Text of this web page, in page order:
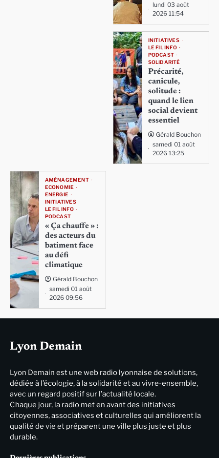
lundi 03 août
2026 11:54
INITIATIVES
LE FIL INFO
PODCAST
SOLIDARITÉ
Précarité,
canicule,
solitude :
quand le lien
social devient
essentiel
Gérald Bouchon
samedi 01 août
2026 13:25
AMÉNAGEMENT
ECONOMIE
ENERGIE
INITIATIVES
LE FIL INFO
PODCAST
« Ça chauffe » :
des acteurs du
batiment face
au défi
climatique
Gérald Bouchon
samedi 01 août
2026 09:56
Lyon Demain
Lyon Demain est une web radio lyonnaise de solutions,
dédiée à l’écologie, à la solidarité et au vivre-ensemble,
avec un regard positif sur l’actualité locale.
Chaque jour, la radio met en avant des initiatives
citoyennes, associatives et culturelles qui améliorent la
qualité de vie et préparent une ville plus juste et plus
durable.